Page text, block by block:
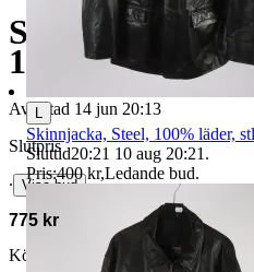
Skinnjacka,
100% läder, stl.
Avslutad 14 jun 20:13
Slutpris
∙ Visa bud
775 kr
Köparskydd är valfritt hos företag.
Skinnjacka, Steel, 100% läder,
Sluttid20:21 10 aug 20:21 .
Pris:400 kr,Ledande bud.